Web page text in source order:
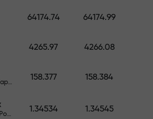
олинг. X1000 хато
қанча катта
64174.74 64174.99
4265.97 4266.08
US Dollar vs Japanese Yen
158.377 158.384
Great Britain Pound vs US Dollar
1.34534 1.34545